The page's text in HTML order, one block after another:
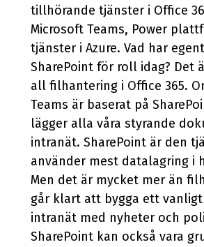
tillhörande tjänster i Office
Microsoft Teams, Power
tjänster i Azure. Vad har
SharePoint för roll idag? Det
all filhantering i Office 365.
Teams är baserat på
lägger alla våra styrande
intranät. SharePoint är den
använder mest datalagring i
Men det är mycket mer än
går klart att bygga ett
intranät med nyheter och
SharePoint kan också vara